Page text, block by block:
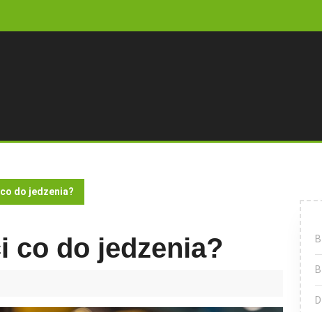
do jedzenia?
co do jedzenia?